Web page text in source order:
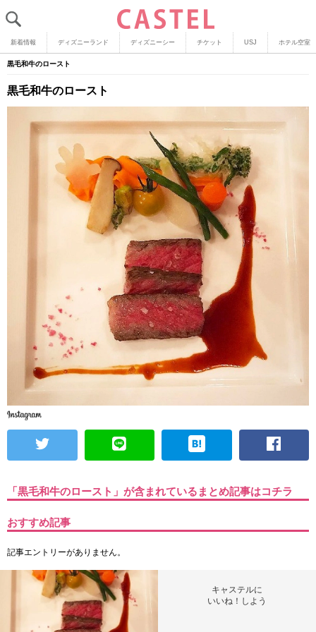
新着情報 ディズニーランド ディズニーシー チケット USJ ホテル空室
黒毛和牛のロースト
黒毛和牛のロースト
「黒毛和牛のロースト」が含まれているまとめ記事はコチラ
おすすめ記事
記事エントリーがありません。
キャステルに
いいね！しよう